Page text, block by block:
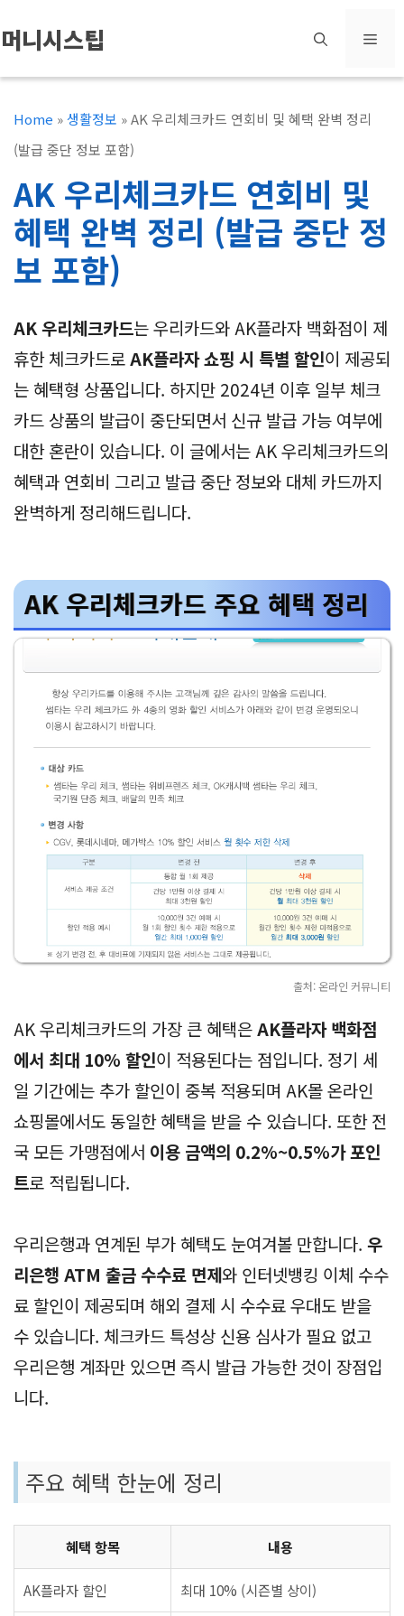
텐
츠
뛰
머니시스팁 메
Home »생활정보 »AK 우리체크카드 연회비 및 혜택 완벽 정리
(발급 중단 정보 포함)
AK 우리체크카드 연회비 및
혜택 완벽 정리 (발급 중단 정
보 포함)
AK 우리체크카드는 우리카드와 AK플라자 백화점이 제
휴한 체크카드로AK플라자 쇼핑 시 특별 할인이 제공되
는 혜택형 상품입니다. 하지만 2024년 이후 일부 체크
카드 상품의 발급이 중단되면서 신규 발급 가능 여부에
대한 혼란이 있습니다. 이 글에서는 AK 우리체크카드의
혜택과 연회비 그리고 발급 중단 정보와 대체 카드까지
완벽하게 정리해드립니다.
AK 우리체크카드 주요 혜택 정리
출처: 온라인 커뮤니티
AK 우리체크카드의 가장 큰 혜택은AK플라자 백화점
에서 최대 10% 할인이 적용된다는 점입니다. 정기 세
일 기간에는 추가 할인이 중복 적용되며 AK몰 온라인
쇼핑몰에서도 동일한 혜택을 받을 수 있습니다. 또한 전
국 모든 가맹점에서 이용 금액의 0.2%~0.5%가 포인
트로 적립됩니다.
우리은행과 연계된 부가 혜택도 눈여겨볼 만합니다. 우
리은행 ATM 출금 수수료 면제와 인터넷뱅킹 이체 수수
료 할인이 제공되며 해외 결제 시 수수료 우대도 받을
수 있습니다. 체크카드 특성상 신용 심사가 필요 없고
우리은행 계좌만 있으면 즉시 발급 가능한 것이 장점입
니다.
주요 혜택 한눈에 정리
혜택 항목 내용
AK플라자 할인 최대 10% (시즌별 상이)